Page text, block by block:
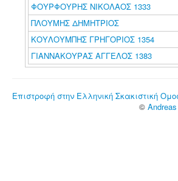
ΦΟΥΡΦΟΥΡΗΣ ΝΙΚΟΛΑΟΣ 1333
ΠΛΟΥΜΗΣ ΔΗΜΗΤΡΙΟΣ
ΚΟΥΛΟΥΜΠΗΣ ΓΡΗΓΟΡΙΟΣ 1354
ΓΙΑΝΝΑΚΟΥΡΑΣ ΑΓΓΕΛΟΣ 1383
Επιστροφή στην Ελληνική Σκακιστική
©